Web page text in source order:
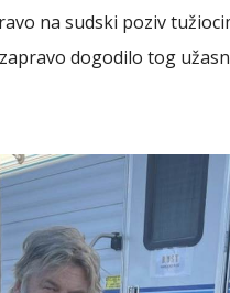
na sudski poziv
dogodilo tog